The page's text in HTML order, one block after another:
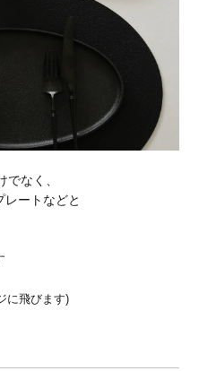
なく、
ートなどと
に飛びます)